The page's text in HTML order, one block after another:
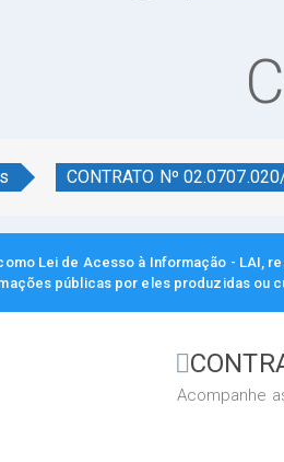
CONTRATO Nº
Lei de Acesso à Informação -
públicas por eles produzidas ou
Acompanhe